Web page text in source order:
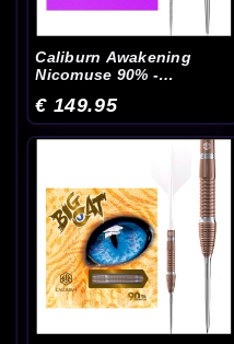
Caliburn Awakening
Nicomuse 90% -
€ 149.95